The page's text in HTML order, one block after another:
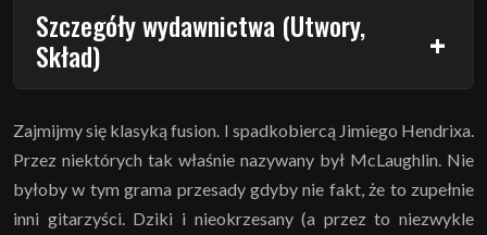
Szczegóły wydawnictwa (Utwory,
Skład)
Zajmijmy się klasyką fusion. I spadkobiercą Jimiego Hendrixa.
Przez niektórych tak właśnie nazywany był McLaughlin. Nie
byłoby w tym grama przesady gdyby nie fakt, że to zupełnie
inni gitarzyści. Dziki i nieokrzesany (a przez to niezwykle